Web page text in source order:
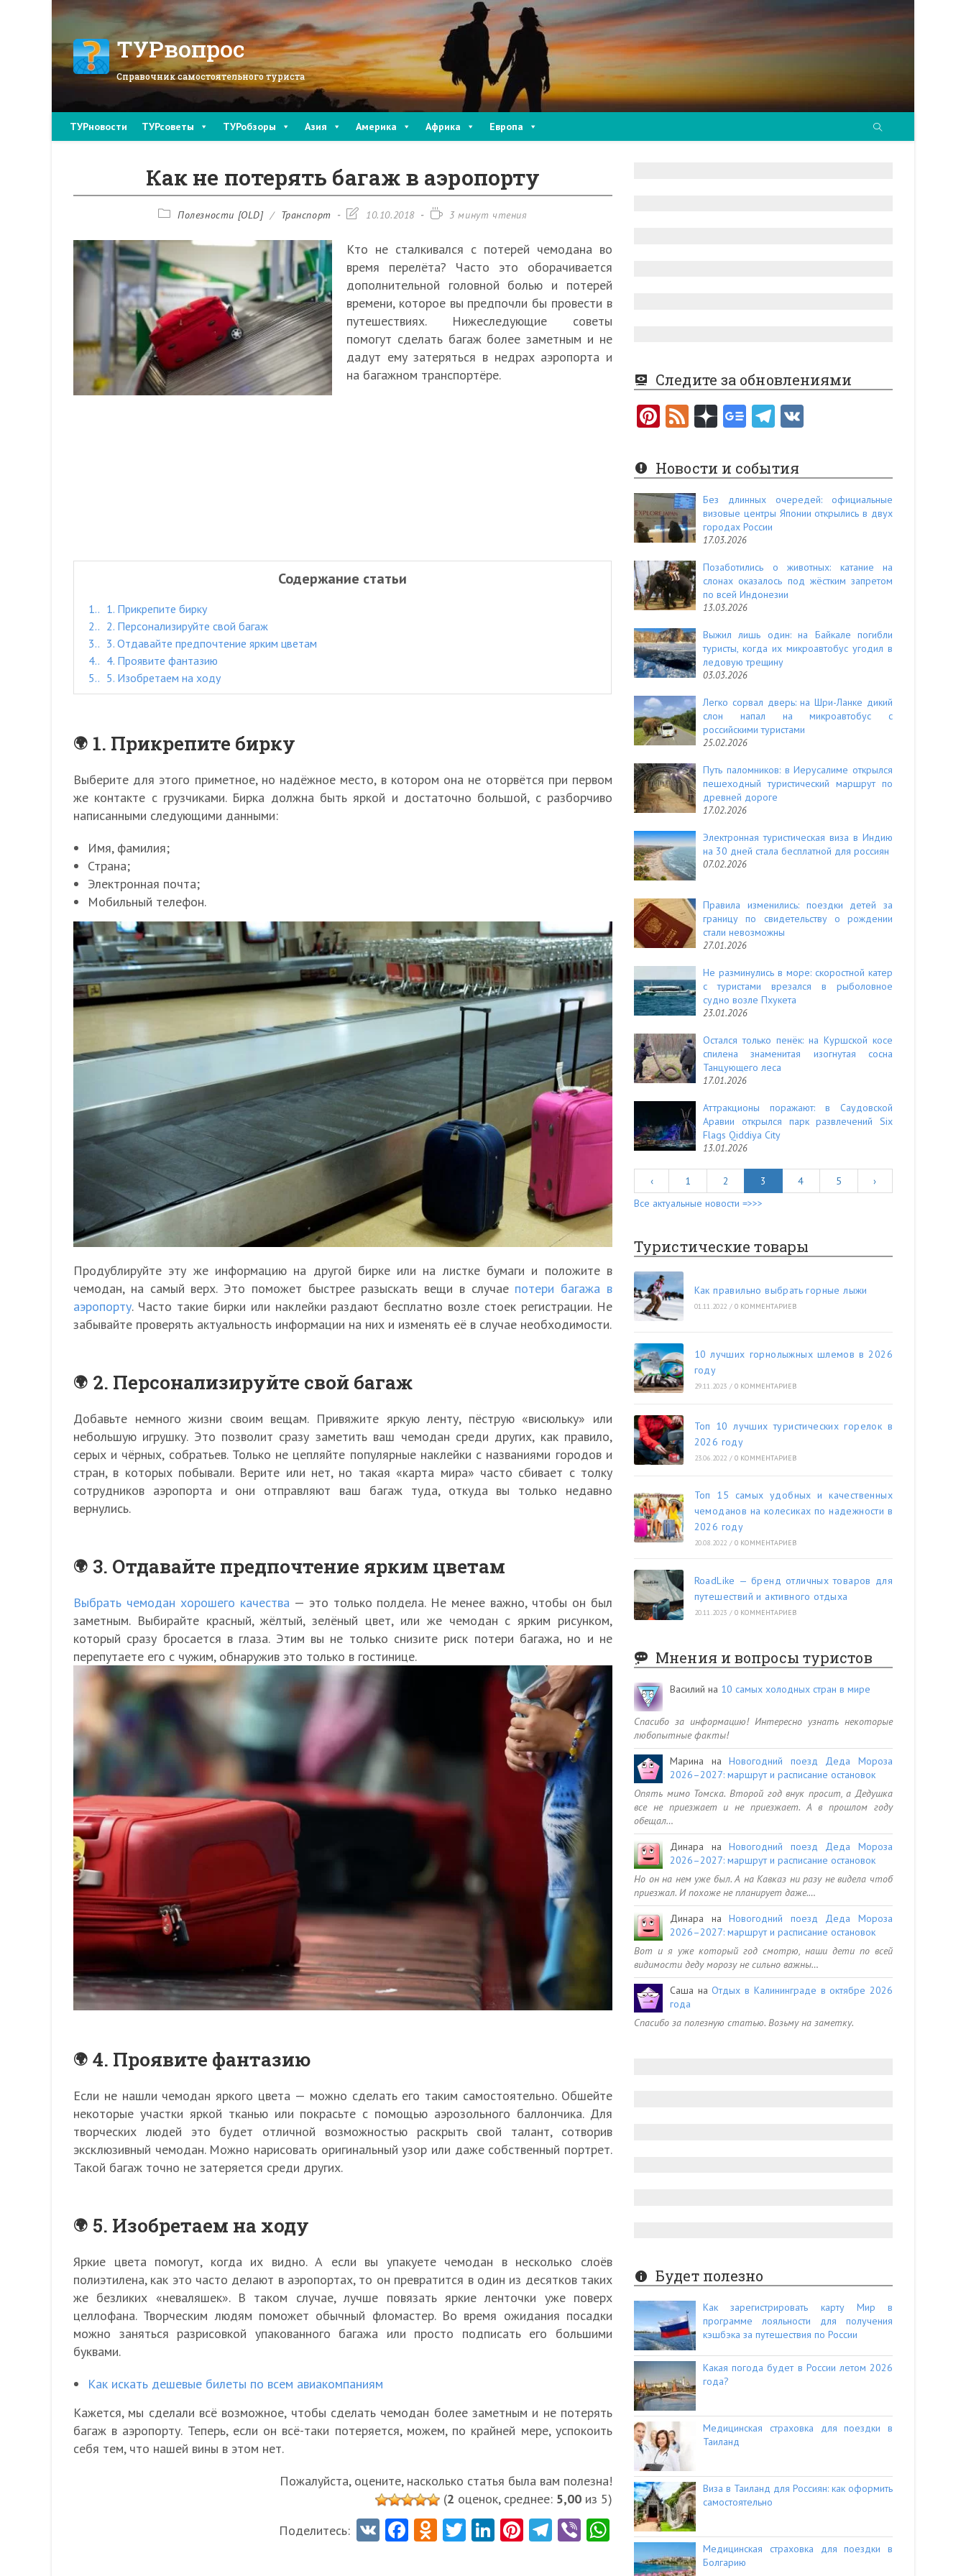
ТУРвопрос
Справочник самостоятельного туриста
ТУРновости ТУРсоветы ТУРобзоры Азия Америка Африка Европа
Как не потерять багаж в аэропорту
РубрикаПолезности [OLD] / Транспорт
Запись10.10.2018
Время3 минут чтения
Кто не сталкивался с потерей чемодана во
время перелёта? Часто это оборачивается
дополнительной головной болью и потерей
времени, которое вы предпочли бы провести в
путешествиях. Нижеследующие советы
помогут сделать багаж более заметным и не
дадут ему затеряться в недрах аэропорта и
на багажном транспортёре.
Содержание статьи
1.
1. Прикрепите бирку
2.
2. Персонализируйте свой багаж
3.
3. Отдавайте предпочтение ярким цветам
4.
4. Проявите фантазию
5.
5. Изобретаем на ходу
1. Прикрепите бирку
Выберите для этого приметное, но надёжное место, в котором она не оторвётся при первом
же контакте с грузчиками. Бирка должна быть яркой и достаточно большой, с разборчиво
написанными следующими данными:
Имя, фамилия;
Страна;
Электронная почта;
Мобильный телефон.
Продублируйте эту же информацию на другой бирке или на листке бумаги и положите в
чемодан, на самый верх. Это поможет быстрее разыскать вещи в случае потери багажа в
аэропорту. Часто такие бирки или наклейки раздают бесплатно возле стоек регистрации. Не
забывайте проверять актуальность информации на них и изменять её в случае необходимости.
2. Персонализируйте свой багаж
Добавьте немного жизни своим вещам. Привяжите яркую ленту, пёструю «висюльку» или
небольшую игрушку. Это позволит сразу заметить ваш чемодан среди других, как правило,
серых и чёрных, собратьев. Только не цепляйте популярные наклейки с названиями городов и
стран, в которых побывали. Верите или нет, но такая «карта мира» часто сбивает с толку
сотрудников аэропорта и они отправляют ваш багаж туда, откуда вы только недавно
вернулись.
3. Отдавайте предпочтение ярким цветам
Выбрать чемодан хорошего качества — это только полдела. Не менее важно, чтобы он был
заметным. Выбирайте красный, жёлтый, зелёный цвет, или же чемодан с ярким рисунком,
который сразу бросается в глаза. Этим вы не только снизите риск потери багажа, но и не
перепутаете его с чужим, обнаружив это только в гостинице.
4. Проявите фантазию
Если не нашли чемодан яркого цвета — можно сделать его таким самостоятельно. Обшейте
некоторые участки яркой тканью или покрасьте с помощью аэрозольного баллончика. Для
творческих людей это будет отличной возможностью раскрыть свой талант, сотворив
эксклюзивный чемодан. Можно нарисовать оригинальный узор или даже собственный портрет.
Такой багаж точно не затеряется среди других.
5. Изобретаем на ходу
Яркие цвета помогут, когда их видно. А если вы упакуете чемодан в несколько слоёв
полиэтилена, как это часто делают в аэропортах, то он превратится в один из десятков таких
же безликих «неваляшек». В таком случае, лучше повязать яркие ленточки уже поверх
целлофана. Творческим людям поможет обычный фломастер. Во время ожидания посадки
можно заняться разрисовкой упакованного багажа или просто подписать его большими
буквами.
Как искать дешевые билеты по всем авиакомпаниям
Кажется, мы сделали всё возможное, чтобы сделать чемодан более заметным и не потерять
багаж в аэропорту. Теперь, если он всё-таки потеряется, можем, по крайней мере, успокоить
себя тем, что нашей вины в этом нет.
Пожалуйста, оцените, насколько статья была вам полезна!
(2 оценок, среднее: 5,00из 5)
Поделитесь:
VFa O T Li PiTe Vi
Следите за обновлениями
Pi
er
es
t
F
e
d
Новости и события
Без длинных очередей: официальные
визовые центры Японии открылись в двух
городах России
17.03.2026
Позаботились о животных: катание на
слонах оказалось под жёстким запретом
по всей Индонезии
13.03.2026
Выжил лишь один: на Байкале погибли
туристы, когда их микроавтобус угодил в
ледовую трещину
03.03.2026
Легко сорвал дверь: на Шри-Ланке дикий
слон напал на микроавтобус с
российскими туристами
25.02.2026
Путь паломников: в Иерусалиме открылся
пешеходный туристический маршрут по
древней дороге
17.02.2026
Электронная туристическая виза в Индию
на 30 дней стала бесплатной для россиян
07.02.2026
Правила изменились: поездки детей за
границу по свидетельству о рождении
стали невозможны
27.01.2026
Не разминулись в море: скоростной катер
с туристами врезался в рыболовное
судно возле Пхукета
23.01.2026
Остался только пенёк: на Куршской косе
спилена знаменитая изогнутая сосна
Танцующего леса
17.01.2026
Аттракционы поражают: в Саудовской
Аравии открылся парк развлечений Six
Flags Qiddiya City
13.01.2026
‹ 1 2 3 4 5
›
Все актуальные новости =>>>
Туристические товары
Как правильно выбрать горные лыжи
01.11.2022 / 0 КОММЕНТАРИЕВ
10 лучших горнолыжных шлемов в 2026
году
29.11.2023 / 0 КОММЕНТАРИЕВ
Топ 10 лучших туристических горелок в
2026 году
23.06.2022 / 0 КОММЕНТАРИЕВ
Топ 15 самых удобных и качественных
чемоданов на колесиках по надежности в
2026 году
20.08.2022 / 0 КОММЕНТАРИЕВ
RoadLike — бренд отличных товаров для
путешествий и активного отдыха
20.11.2023 / 0 КОММЕНТАРИЕВ
Мнения и вопросы туристов
Василий на 10 самых холодных стран в мире
Спасибо за информацию! Интересно узнать некоторые
любопытные факты!
Марина наНовогодний поезд Деда Мороза
2026–2027: маршрут и расписание остановок
Опять мимо Томска. Второй год внук просит, а Дедушка
все не приезжает и не приезжает. А в прошлом году
обещал…
Динара наНовогодний поезд Деда Мороза
2026–2027: маршрут и расписание остановок
Но он на нем уже был. А на Кавказ ни разу не видела чтоб
приезжал. И похоже не планирует даже.…
Динара наНовогодний поезд Деда Мороза
2026–2027: маршрут и расписание остановок
Вот и я уже который год смотрю, наши дети по всей
видимости деду морозу не сильно важны…
Саша наОтдых в Калининграде в октябре 2026
года
Спасибо за полезную статью. Возьму на заметку.
Будет полезно
Как зарегистрировать карту Мир в
программе лояльности для получения
кэшбэка за путешествия по России
Какая погода будет в России летом 2026
года?
Медицинская страховка для поездки в
Таиланд
Виза в Таиланд для Россиян: как оформить
самостоятельно
Медицинская страховка для поездки в
Болгарию